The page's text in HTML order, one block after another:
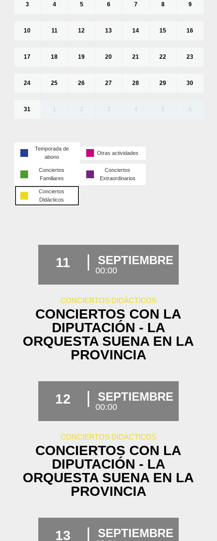
3 4 5 6 7 8 9
10 11 12 13 14 15 16
17 18 19 20 21 22 23
24 25 26 27 28 29 30
31 1 2 3 4 5 6
Temporada de
abono
Otras actividades
Conciertos
Familiares
Conciertos
Extraordinarios
Conciertos
Didácticos
11 SEPTIEMBRE
00:00
CONCIERTOS DIDÁCTICOS
CONCIERTOS CON LA
DIPUTACIÓN - LA
ORQUESTA SUENA EN LA
PROVINCIA
12 SEPTIEMBRE
00:00
CONCIERTOS DIDÁCTICOS
CONCIERTOS CON LA
DIPUTACIÓN - LA
ORQUESTA SUENA EN LA
PROVINCIA
13 SEPTIEMBRE